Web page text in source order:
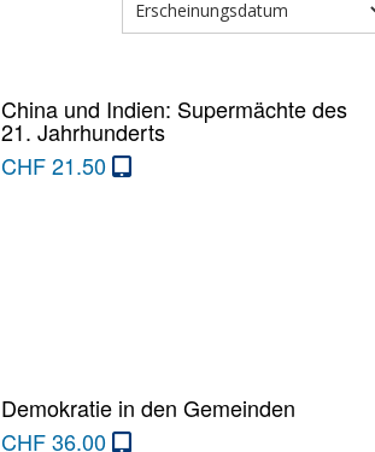
China und Indien: Supermächte des
21. Jahrhunderts
CHF21.50
Demokratie in den Gemeinden
CHF36.00